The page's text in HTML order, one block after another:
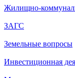
Жилищно-
ЗАГС
Земельные вопросы
Инвестиционная